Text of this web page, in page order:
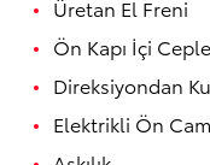
Üretan El Freni
Ön Kapı İçi
Direksiyondan
Elektrikli Ön